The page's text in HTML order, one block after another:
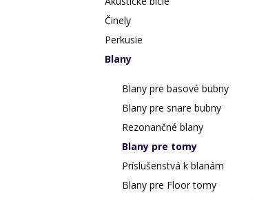
Činely
Perkusie
Blany
Blany pre basové bubny
Blany pre snare bubny
Rezonančné blany
Blany pre tomy
Príslušenstvá k blanám
Blany pre Floor tomy